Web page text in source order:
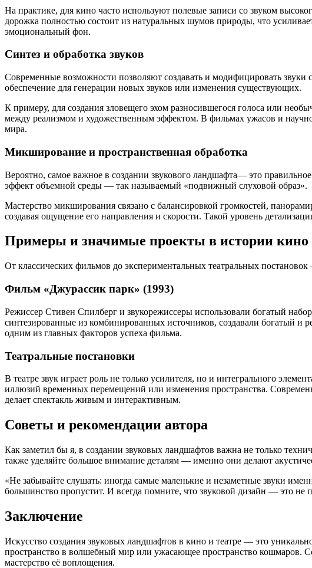
На практике, для кино часто используют полевые записи со звуком
дорожка полностью состоит из натуральных шумов природы, что
эмоциональный фон.
Синтез и обработка звуков
Современные возможности позволяют создавать и модифицировать
обеспечение для генерации новых звуков или изменения существующих.
К примеру, для создания зловещего эхом разносившегося голоса или
между реализмом и художественным эффектом. В фильмах ужасов и
мира.
Микширование и пространственная обработка
Вероятно, самое важное в создании звукового ландшафта— это
эффект объемной среды — так называемый «подвижный слуховой образ».
Мастерство микширования связано с балансировкой громкостей,
создавая ощущение его направления и скорости. Такой уровень
Примеры и значимые проекты в истории кино
От классических фильмов до экспериментальных театральных
Фильм «Джурассик парк» (1993)
Режиссер Стивен Спилберг и звукорежиссеры использовали богатый
синтезированные из комбинированных источников, создавали богатый и
одним из главных факторов успеха фильма.
Театральные постановки
В театре звук играет роль не только усилителя, но и интегрального
иллюзий временных перемещений или изменения пространства.
делает спектакль живым и интерактивным.
Советы и рекомендации автора
Как заметил бы я, в создании звуковых ландшафтов важна не только
также уделяйте большое внимание деталям — именно они делают
«Не забывайте слушать: иногда самые маленькие и незаметные звуки
большинство пропустит. И всегда помните, что звуковой дизайн — это не
Заключение
Искусство создания звуковых ландшафтов в кино и театре — это
пространство в волшебный мир или ужасающее пространство кошмаров.
мастерство её воплощения.